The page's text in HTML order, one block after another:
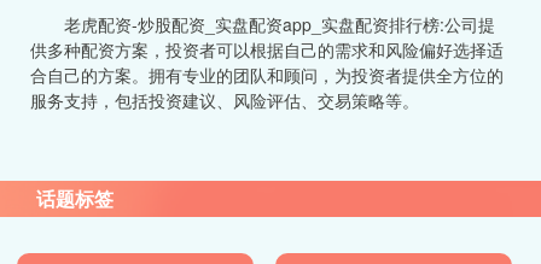
老虎配资-炒股配资_实盘配资app_实盘配资排行榜:公司提
供多种配资方案，投资者可以根据自己的需求和风险偏好选择适
合自己的方案。拥有专业的团队和顾问，为投资者提供全方位的
服务支持，包括投资建议、风险评估、交易策略等。
话题标签